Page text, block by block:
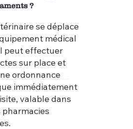
?
se déplace
médical
peut effectuer
sur place et
ordonnance
immédiatement
valable dans